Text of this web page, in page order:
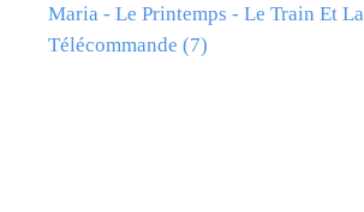
Maria - Le Printemps - Le Train Et La
Télécommande (7)